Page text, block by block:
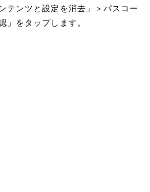
テンツと設定を消去」＞パスコー
」をタップします。